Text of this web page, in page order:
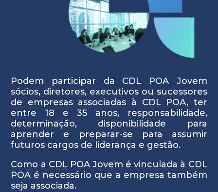
Podem participar da CDL POA Jovem
sócios, diretores, executivos ou sucessores
de empresas associadas à CDL POA, ter
entre 18 e 35 anos, responsabilidade,
determinação, disponibilidade para
aprender e preparar-se para assumir
futuros cargos de liderança e gestão.
Como a CDL POA Jovem é vinculada à CDL
POA é necessário que a empresa também
seja associada.